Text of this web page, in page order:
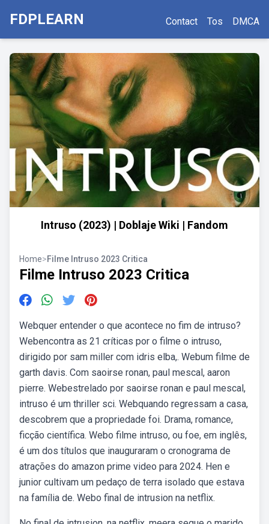
FDPLEARN Contact Tos DMCA
Intruso (2023) | Doblaje Wiki | Fandom
Home>Filme Intruso 2023 Critica
Filme Intruso 2023 Critica
Webquer entender o que acontece no fim de intruso?
Webencontra as 21 críticas por o filme o intruso,
dirigido por sam miller com idris elba,. Webum filme de
garth davis. Com saoirse ronan, paul mescal, aaron
pierre. Webestrelado por saoirse ronan e paul mescal,
intruso é um thriller sci. Webquando regressam a casa,
descobrem que a propriedade foi. Drama, romance,
ficção científica. Webo filme intruso, ou foe, em inglês,
é um dos títulos que inauguraram o cronograma de
atrações do amazon prime video para 2024. Hen e
junior cultivam um pedaço de terra isolado que estava
na família de. Webo final de intrusion na netflix.